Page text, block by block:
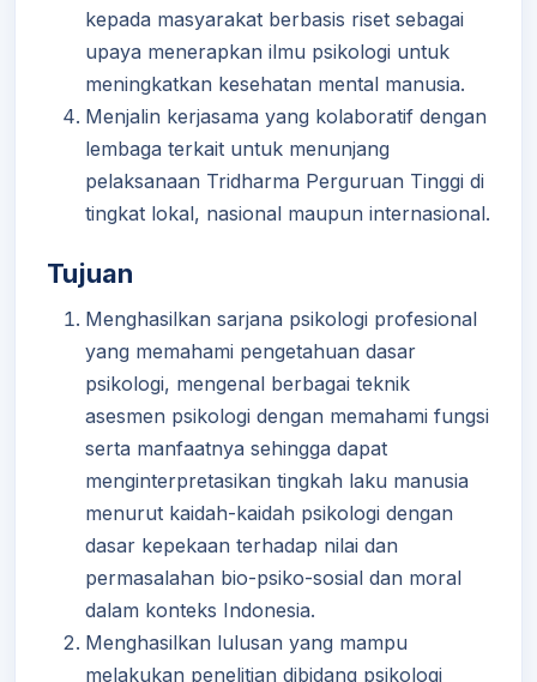
kepada masyarakat berbasis riset sebagai
upaya menerapkan ilmu psikologi untuk
meningkatkan kesehatan mental manusia.
Menjalin kerjasama yang kolaboratif dengan
lembaga terkait untuk menunjang
pelaksanaan Tridharma Perguruan Tinggi di
tingkat lokal, nasional maupun internasional.
Tujuan
Menghasilkan sarjana psikologi profesional
yang memahami pengetahuan dasar
psikologi, mengenal berbagai teknik
asesmen psikologi dengan memahami fungsi
serta manfaatnya sehingga dapat
menginterpretasikan tingkah laku manusia
menurut kaidah-kaidah psikologi dengan
dasar kepekaan terhadap nilai dan
permasalahan bio-psiko-sosial dan moral
dalam konteks Indonesia.
Menghasilkan lulusan yang mampu
melakukan penelitian dibidang psikologi